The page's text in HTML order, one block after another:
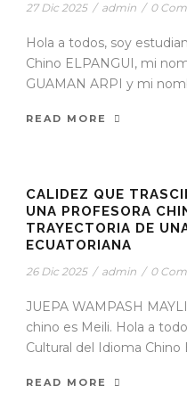
27 Dic 2025 / admin / 0
Hola a todos, soy
Chino ELPANGUI, mi
GUAMAN ARPI y mi
READ MORE
CALIDEZ QUE
UNA PROFESORA
TRAYECTORIA DE
ECUATORIANA
26 Dic 2025 / admin / 0
JUEPA WAMPASH
chino es Meili. Hola a
Cultural del Idioma Chino
READ MORE